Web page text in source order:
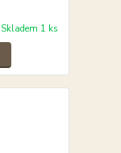
Skladem 1 ks